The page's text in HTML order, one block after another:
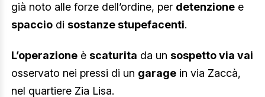
già noto alle forze dell’ordine, per detenzione e
spaccio di sostanze stupefacenti.
L’operazione è scaturita da un sospetto via vai
osservato nei pressi di un garage in via Zaccà,
nel quartiere Zia Lisa.